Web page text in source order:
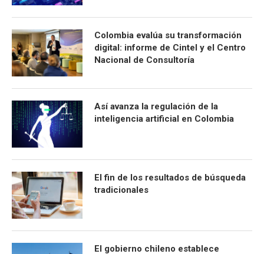
Colombia evalúa su transformación
digital: informe de Cintel y el Centro
Nacional de Consultoría
Así avanza la regulación de la
inteligencia artificial en Colombia
El fin de los resultados de búsqueda
tradicionales
El gobierno chileno establece